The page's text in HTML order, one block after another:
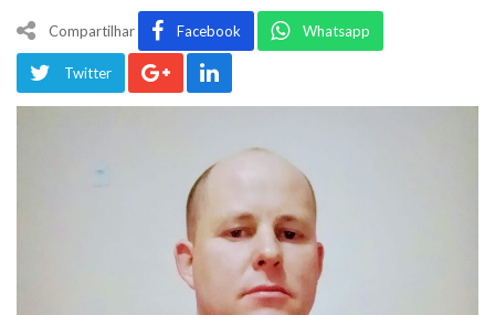
Compartilhar Facebook Whatsapp
Twitter